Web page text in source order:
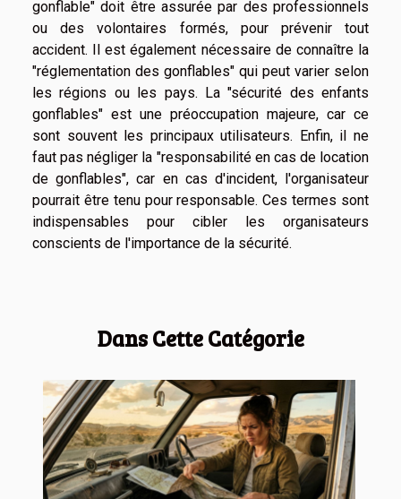
gonflable" doit être assurée par des professionnels
ou des volontaires formés, pour prévenir tout
accident. Il est également nécessaire de connaître la
"réglementation des gonflables" qui peut varier selon
les régions ou les pays. La "sécurité des enfants
gonflables" est une préoccupation majeure, car ce
sont souvent les principaux utilisateurs. Enfin, il ne
faut pas négliger la "responsabilité en cas de location
de gonflables", car en cas d'incident, l'organisateur
pourrait être tenu pour responsable. Ces termes sont
indispensables pour cibler les organisateurs
conscients de l'importance de la sécurité.
Dans Cette Catégorie